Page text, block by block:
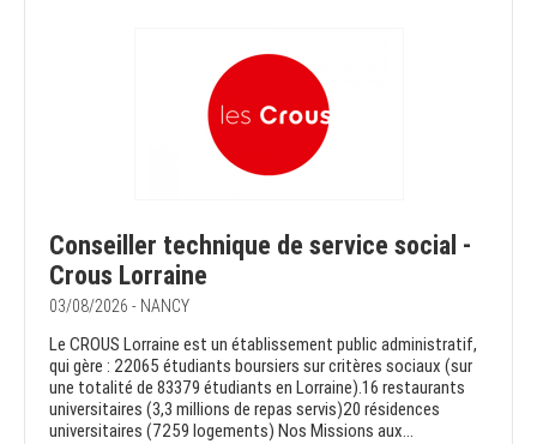
Conseiller technique de service social -
Crous Lorraine
03/08/2026 - NANCY
Le CROUS Lorraine est un établissement public administratif,
qui gère : 22065 étudiants boursiers sur critères sociaux (sur
une totalité de 83379 étudiants en Lorraine).16 restaurants
universitaires (3,3 millions de repas servis)20 résidences
universitaires (7259 logements) Nos Missions aux...